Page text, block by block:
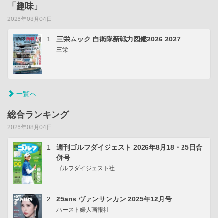
「趣味」
2026年08月04日
1 三栄ムック 自衛隊新戦力図鑑2026-2027
三栄
一覧へ
総合ランキング
2026年08月04日
1
週刊ゴルフダイジェスト 2026年8月18・25日合
併号
ゴルフダイジェスト社
2 25ans ヴァンサンカン 2025年12月号
ハースト婦人画報社